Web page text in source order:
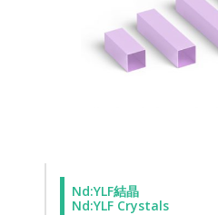
Nd:YLF結晶
Nd:YLF Crystals